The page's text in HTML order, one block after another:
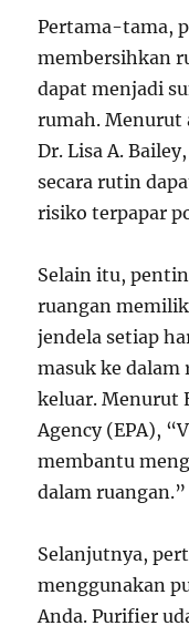
Pertama-tama,
membersihkan
dapat menjadi
rumah. Menurut
Dr. Lisa A.
secara rutin
risiko terpapar
Selain itu,
ruangan
jendela setiap
masuk ke dalam
keluar. Menurut
Agency (EPA),
membantu
dalam ruangan.”
Selanjutnya,
menggunakan
Anda. Purifier